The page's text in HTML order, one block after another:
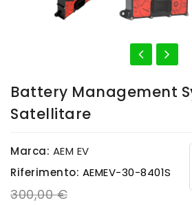
Battery Management
Satellitare
Marca: AEM EV
Riferimento: AEMEV-30-8401S
300,00 €